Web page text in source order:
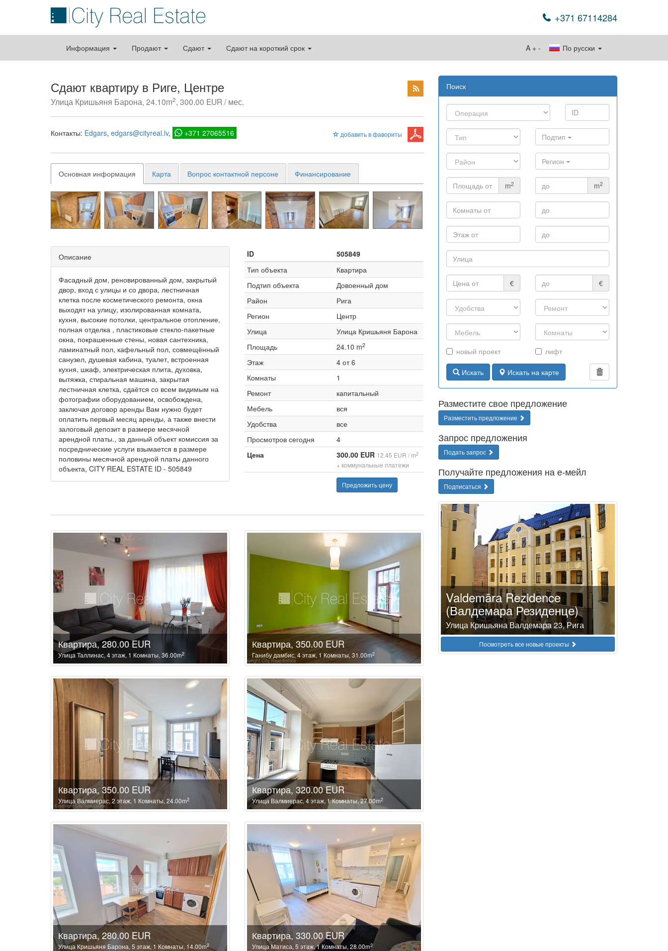
+371 67114284
Информация Продают Сдают Сдают на короткий срок По русски
A + -
Сдают квартиру в Риге, Центре
Улица Кришьяня Барона, 24.10m2, 300.00 EUR / мес.
добавить в фавориты
Контакты: Edgars edgars@cityreal.lv +371 27065516
Основная информация Карта Вопрос контактной персоне Финансирование
Описание
Фасадный дом, реновированный дом, закрытый
двор, вход с улицы и со двора, лестничная
клетка после косметического ремонта, окна
выходят на улицу, изолированная комната,
кухня, высокие потолки, центральное отопление,
полная отделка , пластиковые стекло-пакетные
окна, покрашенные стены, новая сантехника,
ламинатный пол, кафельный пол, совмещённый
санузел, душевая кабина, туалет, встроенная
кухня, шкаф, электрическая плита, духовка,
вытяжка, стиральная машина, закрытая
лестничная клетка, сдаётся со всем видимым на
фотографии оборудованием, освобождена,
заключая договор аренды Вам нужно будет
оплатить первый месяц аренды, а также внести
залоговый депозит в размере месячной
арендной платы., за данный объект комиссия за
посреднические услуги взымается в размере
половины месячной арендной платы данного
объекта, CITY REAL ESTATE ID - 505849
ID
505849
Тип объекта
Квартира
Подтип объекта
Довоенный дом
Район
Рига
Регион
Центр
Улица
Улица Кришьяня Барона
Площадь
24.10 m2
Этаж
4 от 6
Комнаты
1
Ремонт
капитальный
Мебель
вся
Удобства
все
Просмотров сегодня
4
Цена
300.00 EUR 12.45 EUR / m2
+ коммунальные платежи
Предложить цену
Квартира, 280.00 EUR
Улица Таллинас, 4 этаж, 1 Комнаты, 36.00m2
Квартира, 350.00 EUR
Ганибу дамбис, 4 этаж, 1 Комнаты, 31.00m2
Квартира, 350.00 EUR
Улица Валмиерас, 2 этаж, 1 Комнаты, 24.00m2
Квартира, 320.00 EUR
Улица Валмиерас, 4 этаж, 1 Комнаты, 27.00m2
Квартира, 280.00 EUR
Улица Кришьяня Барона, 5 этаж, 1 Комнаты, 14.00m2
Квартира, 330.00 EUR
Улица Матиса, 5 этаж, 1 Комнаты, 28.00m2
Поиск
Подтип
Регион
m2 m2
€ €
новый проект лифт
Искать Искать на карте
Разместите свое предложение
Разместить предложение
Запрос предложения
Подать запрос
Получайте предложения на е-мейл
Подписаться
Valdemāra Rezidence
(Валдемара Резиденце)
Улица Кришьяна Валдемара 23, Рига
Посмотреть все новые проекты